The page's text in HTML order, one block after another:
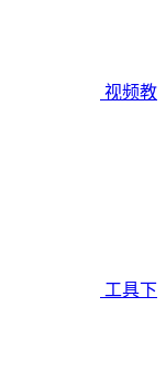
视频教
工具下